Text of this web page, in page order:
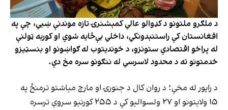
د ملګرو ملتونو د کډوالو عالي کمېشنرۍ تازه موندنې ښيي، چې په
افغانستان کې راستنېدونکي، داخلي بې‌ځایه شوي او کوربه ټولنې
له پراخو اقتصادي ستونزو، د خوندیتوب له ګواښونو او بنسټیزو
خدمتونو ته د محدود لاسرسي له ننګونو سره مخ دي.
د راپور له مخې؛ د روان کال د جنورۍ او مارچ میاشتو ترمنځ په
۱۵ ولایتونو او ۲۷ ولسوالیو کې د ۲۵۵ کورنیو سروې ترسره